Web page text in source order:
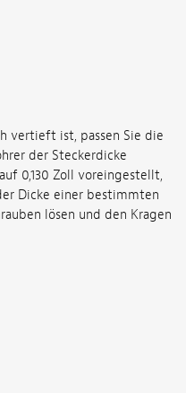
vertieft ist, passen Sie die
der Steckerdicke
0,130 Zoll voreingestellt,
Dicke einer bestimmten
lösen und den Kragen